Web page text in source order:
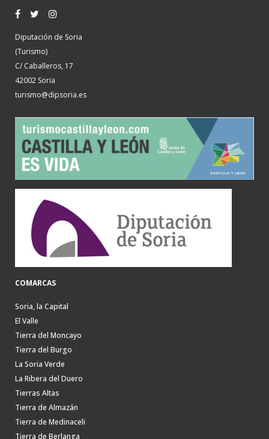
Diputación de Soria
(Turismo)
C/ Caballeros, 17
42002 Soria
turismo@dipsoria.es
COMARCAS
Soria, la Capital
El Valle
Tierra del Moncayo
Tierra del Burgo
La Soria Verde
La Ribera del Duero
Tierras Altas
Tierra de Almazán
Tierra de Medinaceli
Tierra de Berlanga